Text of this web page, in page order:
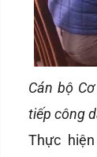
Cán bộ
tiếp công
Thực